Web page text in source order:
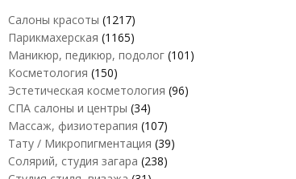
Салоны красоты (1217)
Парикмахерская (1165)
Маникюр, педикюр, подолог (101)
Косметология (150)
Эстетическая косметология (96)
СПА салоны и центры (34)
Массаж, физиотерапия (107)
Тату / Микропигментация (39)
Солярий, студия загара (238)